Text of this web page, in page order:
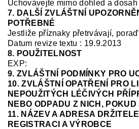
Uchovávejte mimo dohled a dosah
7. DALŠÍ ZVLÁŠTNÍ
POTŘEBNÉ
Jestliže příznaky přetrvávají,
Datum revize textu : 19.9.2013
8. POUŽITELNOST
EXP:
9. ZVLÁŠTNÍ PODMÍNKY PRO
10. ZVLÁŠTNÍ OPATŘENÍ PRO
NEPOUŽITÝCH LÉČIVÝCH
NEBO ODPADU Z NICH,
11. NÁZEV A ADRESA
REGISTRACI A VÝROBCE